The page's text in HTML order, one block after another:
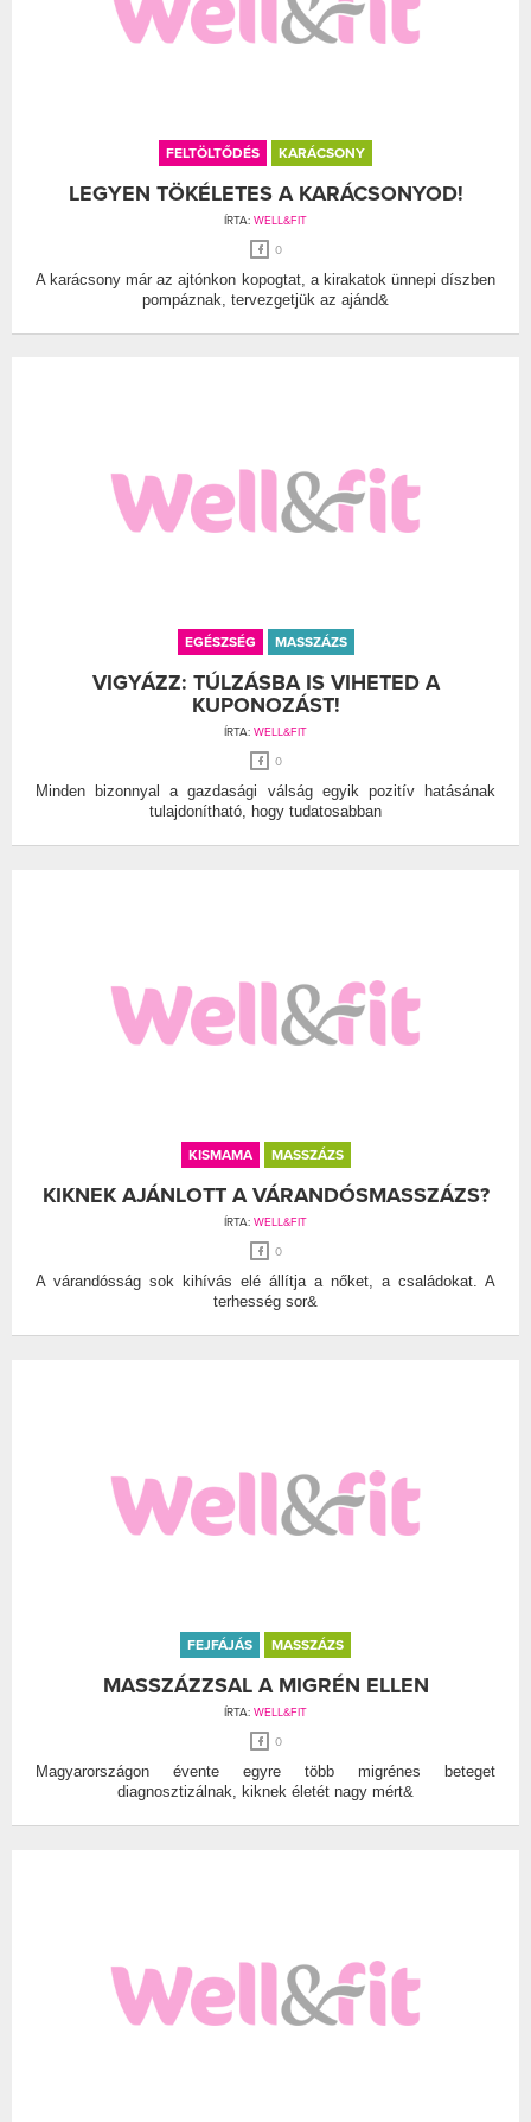
FELTÖLTŐDÉS KARÁCSONY
LEGYEN TÖKÉLETES A KARÁCSONYOD!
ÍRTA: WELL&FIT
0
A karácsony már az ajtónkon kopogtat, a kirakatok ünnepi díszben
pompáznak, tervezgetjük az ajánd&
EGÉSZSÉG MASSZÁZS
VIGYÁZZ: TÚLZÁSBA IS VIHETED A
KUPONOZÁST!
ÍRTA: WELL&FIT
0
Minden bizonnyal a gazdasági válság egyik pozitív hatásának
tulajdonítható, hogy tudatosabban
KISMAMA MASSZÁZS
KIKNEK AJÁNLOTT A VÁRANDÓSMASSZÁZS?
ÍRTA: WELL&FIT
0
A várandósság sok kihívás elé állítja a nőket, a családokat. A
terhesség sor&
FEJFÁJÁS MASSZÁZS
MASSZÁZZSAL A MIGRÉN ELLEN
ÍRTA: WELL&FIT
0
Magyarországon évente egyre több migrénes beteget
diagnosztizálnak, kiknek életét nagy mért&